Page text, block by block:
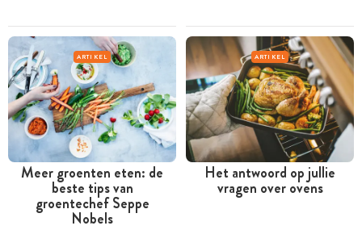
ARTIKEL
Meer groenten eten: de
beste tips van
groentechef Seppe
Nobels
ARTIKEL
Het antwoord op jullie
vragen over ovens